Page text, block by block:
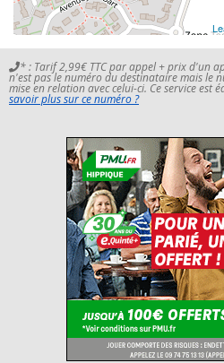
* : Tarif 2,99€ TTC par appel + prix d'un
n'est pas le numéro du destinataire mais le
mise en relation avec celui-ci. Ce service est
savoir plus sur ce numéro ?